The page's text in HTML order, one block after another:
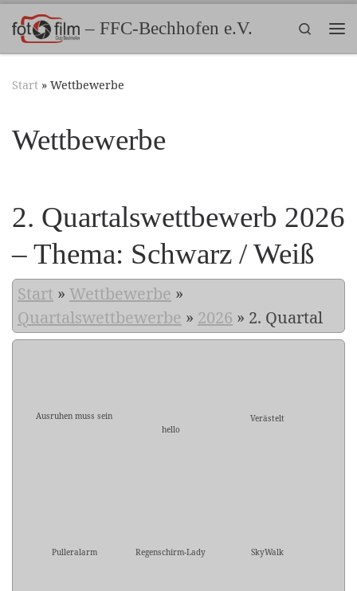
Zum Inhalt springen– FFC-Bechhofen e.V.
Search
Start » Wettbewerbe
Wettbewerbe
2. Quartalswettbewerb 2026
– Thema: Schwarz / Weiß
Start » Wettbewerbe »
Quartalswettbewerbe » 2026 » 2. Quartal
Ausruhen muss sein
hello
Verästelt
Pulleralarm Regenschirm-Lady SkyWalk